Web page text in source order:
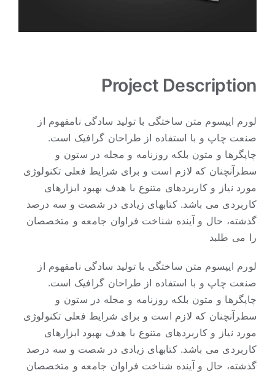
Project Description
لورم ایپسوم متن ساختگی با تولید سادگی نامفهوم از
صنعت چاپ و با استفاده از طراحان گرافیک است.
چاپگرها و متون بلکه روزنامه و مجله در ستون و
سطرآنچنان که لازم است و برای شرایط فعلی تکنولوژی
مورد نیاز و کاربردهای متنوع با هدف بهبود ابزارهای
کاربردی می باشد. کتابهای زیادی در شصت و سه درصد
گذشته، حال و آینده شناخت فراوان جامعه و متخصصان
را می طلبد
لورم ایپسوم متن ساختگی با تولید سادگی نامفهوم از
صنعت چاپ و با استفاده از طراحان گرافیک است.
چاپگرها و متون بلکه روزنامه و مجله در ستون و
سطرآنچنان که لازم است و برای شرایط فعلی تکنولوژی
مورد نیاز و کاربردهای متنوع با هدف بهبود ابزارهای
کاربردی می باشد. کتابهای زیادی در شصت و سه درصد
گذشته، حال و آینده شناخت فراوان جامعه و متخصصان